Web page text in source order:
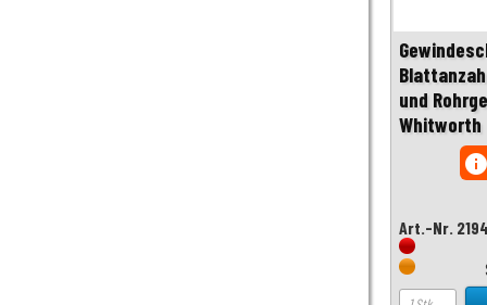
und
Whitworth
Art.-Nr.